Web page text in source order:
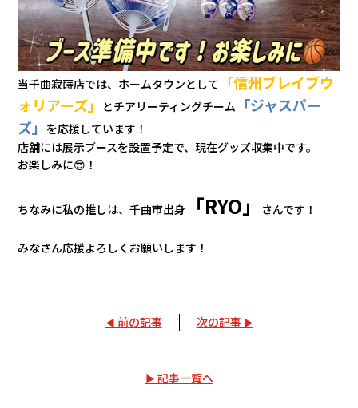
当千曲寂蒔店では、ホームタウンとして 「信州ブレイブウ
ォリアーズ」
とチアリーティングチーム 「ジャスパー
ズ」 を応援しています！
店舗には展示ブースを設置予定で、現在グッズ収集中です。
お楽しみに😎！
ちなみに私の推しは、千曲市出身 「RYO」 さんです！
みなさん応援よろしくお願いします！
前の記事 次の記事
記事一覧へ